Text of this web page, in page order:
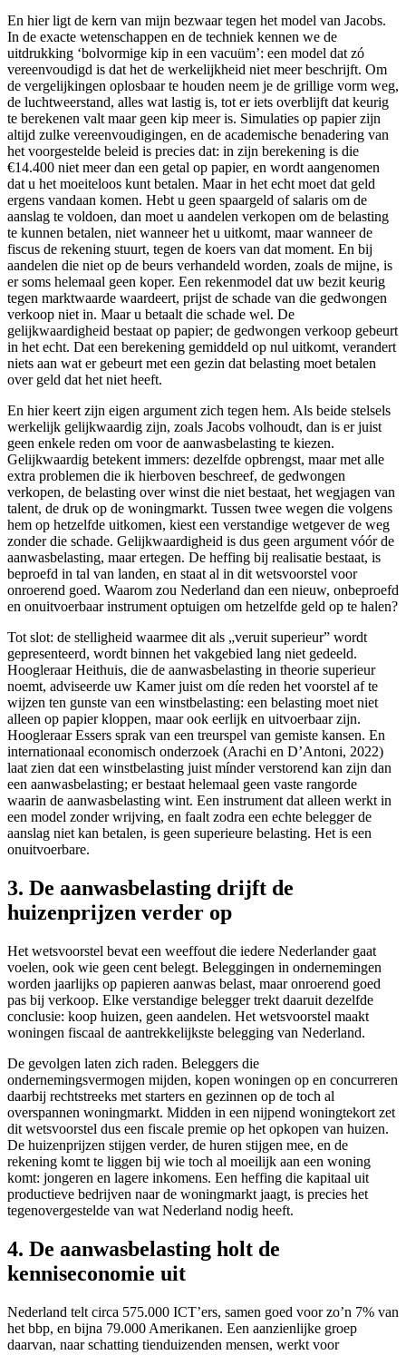
En hier ligt de kern van mijn bezwaar tegen het model van Jacobs.
In de exacte wetenschappen en de techniek kennen we de
uitdrukking ‘bolvormige kip in een vacuüm’: een model dat zó
vereenvoudigd is dat het de werkelijkheid niet meer beschrijft. Om
de vergelijkingen oplosbaar te houden neem je de grillige vorm weg,
de luchtweerstand, alles wat lastig is, tot er iets overblijft dat keurig
te berekenen valt maar geen kip meer is. Simulaties op papier zijn
altijd zulke vereenvoudigingen, en de academische benadering van
het voorgestelde beleid is precies dat: in zijn berekening is die
€14.400 niet meer dan een getal op papier, en wordt aangenomen
dat u het moeiteloos kunt betalen. Maar in het echt moet dat geld
ergens vandaan komen. Hebt u geen spaargeld of salaris om de
aanslag te voldoen, dan moet u aandelen verkopen om de belasting
te kunnen betalen, niet wanneer het u uitkomt, maar wanneer de
fiscus de rekening stuurt, tegen de koers van dat moment. En bij
aandelen die niet op de beurs verhandeld worden, zoals de mijne, is
er soms helemaal geen koper. Een rekenmodel dat uw bezit keurig
tegen marktwaarde waardeert, prijst de schade van die gedwongen
verkoop niet in. Maar u betaalt die schade wel. De
gelijkwaardigheid bestaat op papier; de gedwongen verkoop gebeurt
in het echt. Dat een berekening gemiddeld op nul uitkomt, verandert
niets aan wat er gebeurt met een gezin dat belasting moet betalen
over geld dat het niet heeft.
En hier keert zijn eigen argument zich tegen hem. Als beide stelsels
werkelijk gelijkwaardig zijn, zoals Jacobs volhoudt, dan is er juist
geen enkele reden om voor de aanwasbelasting te kiezen.
Gelijkwaardig betekent immers: dezelfde opbrengst, maar met alle
extra problemen die ik hierboven beschreef, de gedwongen
verkopen, de belasting over winst die niet bestaat, het wegjagen van
talent, de druk op de woningmarkt. Tussen twee wegen die volgens
hem op hetzelfde uitkomen, kiest een verstandige wetgever de weg
zonder die schade. Gelijkwaardigheid is dus geen argument vóór de
aanwasbelasting, maar ertegen. De heffing bij realisatie bestaat, is
beproefd in tal van landen, en staat al in dit wetsvoorstel voor
onroerend goed. Waarom zou Nederland dan een nieuw, onbeproefd
en onuitvoerbaar instrument optuigen om hetzelfde geld op te halen?
Tot slot: de stelligheid waarmee dit als „veruit superieur” wordt
gepresenteerd, wordt binnen het vakgebied lang niet gedeeld.
Hoogleraar Heithuis, die de aanwasbelasting in theorie superieur
noemt, adviseerde uw Kamer juist om díe reden het voorstel af te
wijzen ten gunste van een winstbelasting: een belasting moet niet
alleen op papier kloppen, maar ook eerlijk en uitvoerbaar zijn.
Hoogleraar Essers sprak van een treurspel van gemiste kansen. En
internationaal economisch onderzoek (Arachi en D’Antoni, 2022)
laat zien dat een winstbelasting juist mínder verstorend kan zijn dan
een aanwasbelasting; er bestaat helemaal geen vaste rangorde
waarin de aanwasbelasting wint. Een instrument dat alleen werkt in
een model zonder wrijving, en faalt zodra een echte belegger de
aanslag niet kan betalen, is geen superieure belasting. Het is een
onuitvoerbare.
3. De aanwasbelasting drijft de
huizenprijzen verder op
Het wetsvoorstel bevat een weeffout die iedere Nederlander gaat
voelen, ook wie geen cent belegt. Beleggingen in ondernemingen
worden jaarlijks op papieren aanwas belast, maar onroerend goed
pas bij verkoop. Elke verstandige belegger trekt daaruit dezelfde
conclusie: koop huizen, geen aandelen. Het wetsvoorstel maakt
woningen fiscaal de aantrekkelijkste belegging van Nederland.
De gevolgen laten zich raden. Beleggers die
ondernemingsvermogen mijden, kopen woningen op en concurreren
daarbij rechtstreeks met starters en gezinnen op de toch al
overspannen woningmarkt. Midden in een nijpend woningtekort zet
dit wetsvoorstel dus een fiscale premie op het opkopen van huizen.
De huizenprijzen stijgen verder, de huren stijgen mee, en de
rekening komt te liggen bij wie toch al moeilijk aan een woning
komt: jongeren en lagere inkomens. Een heffing die kapitaal uit
productieve bedrijven naar de woningmarkt jaagt, is precies het
tegenovergestelde van wat Nederland nodig heeft.
4. De aanwasbelasting holt de
kenniseconomie uit
Nederland telt circa 575.000 ICT’ers, samen goed voor zo’n 7% van
het bbp, en bijna 79.000 Amerikanen. Een aanzienlijke groep
daarvan, naar schatting tienduizenden mensen, werkt voor